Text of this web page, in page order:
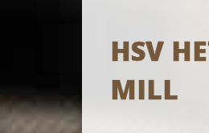
HSV
MILL